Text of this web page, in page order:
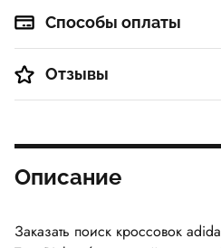
Способы оплаты
Отзывы
Описание
Заказать поиск кроссовок